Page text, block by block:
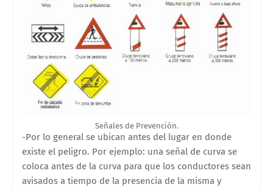
Señales de Prevención.
-Por lo general se ubican antes del lugar en donde
existe el peligro. Por ejemplo: una señal de curva se
coloca antes de la curva para que los conductores sean
avisados a tiempo de la presencia de la misma y